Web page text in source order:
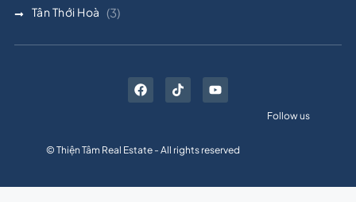
Tân Thới Hoà (3)
© Thiện Tâm Real Estate - All rights reserved
Follow us